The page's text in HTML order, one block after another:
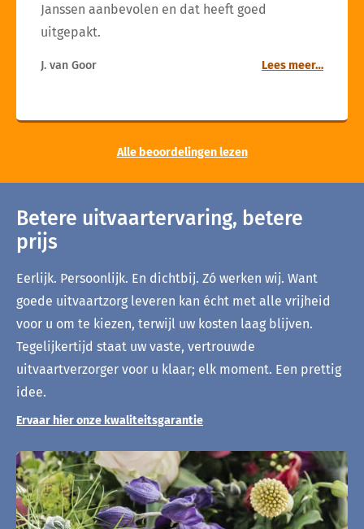
Janssen aanbevolen en dat heeft goed
uitgepakt.
J. van Goor Lees meer…
Alle beoordelingen lezen
Betere uitvaartervaring, betere
prijs
Eerlijk. Persoonlijk. En dichtbij. Zó werken wij. Want
goede uitvaartzorg leveren kan écht met alle vrijheid
voor u om te kiezen, terwijl uw kosten laag blijven.
Tegelijkertijd staat uw vaste, vertrouwde
uitvaartverzorger voor u klaar; elk moment. Een prettig
idee.
Ervaar hier onze kwaliteitsgarantie